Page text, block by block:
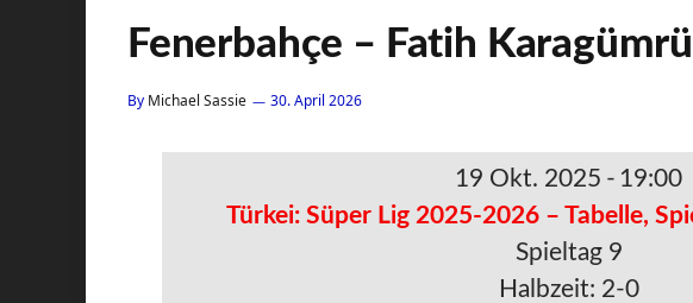
Fenerbahçe – Fatih
By Michael Sassie 30. April 2026
19 Okt. 2025 - 19:00
Türkei: Süper Lig 2025-2026 – Tabelle,
Spieltag 9
Halbzeit: 2-0